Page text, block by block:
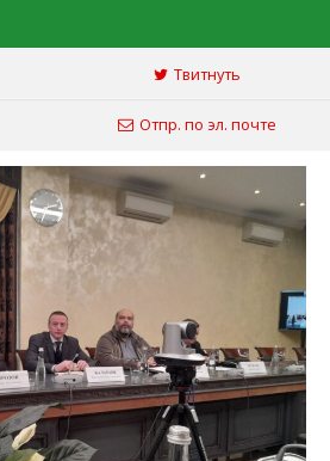
Твитнуть
Отпр. по эл. почте